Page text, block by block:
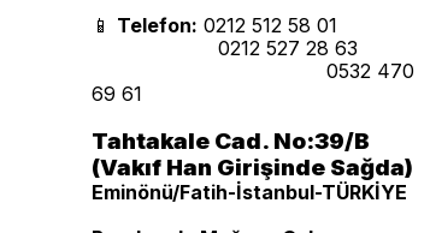
📱 Telefon: 0212 512 58 01
0212 527 28 63
0532 470
69 61
Tahtakale Cad. No:39/B
(Vakıf Han Girişinde Sağda)
Eminönü/Fatih-İstanbul-TÜRKİYE